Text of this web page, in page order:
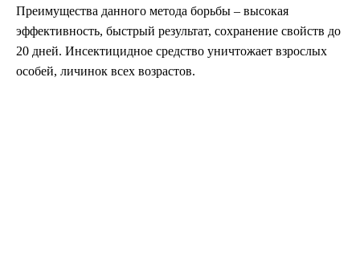
Преимущества данного метода борьбы – высокая
эффективность, быстрый результат, сохранение свойств до
20 дней. Инсектицидное средство уничтожает взрослых
особей, личинок всех возрастов.